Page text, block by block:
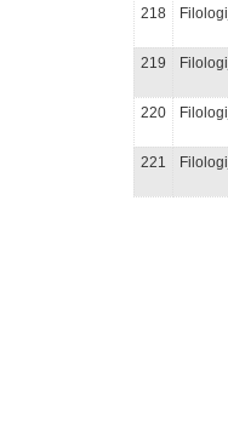
218
219
220
221